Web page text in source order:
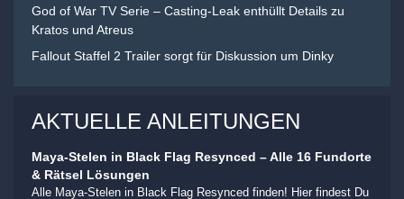
God of War TV Serie – Casting-Leak enthüllt Details zu
Kratos und Atreus
Fallout Staffel 2 Trailer sorgt für Diskussion um Dinky
AKTUELLE ANLEITUNGEN
Maya-Stelen in Black Flag Resynced – Alle 16 Fundorte
& Rätsel Lösungen
Alle Maya-Stelen in Black Flag Resynced finden! Hier findest Du